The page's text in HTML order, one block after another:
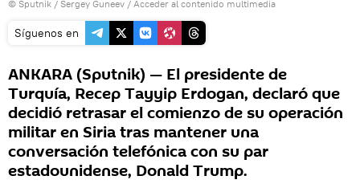
© Sputnik / Sergey Guneev / Acceder al contenido multimedia
Síguenos en
ANKARA (Sputnik) — El presidente de
Turquía, Recep Tayyip Erdogan, declaró que
decidió retrasar el comienzo de su operación
militar en Siria tras mantener una
conversación telefónica con su par
estadounidense, Donald Trump.